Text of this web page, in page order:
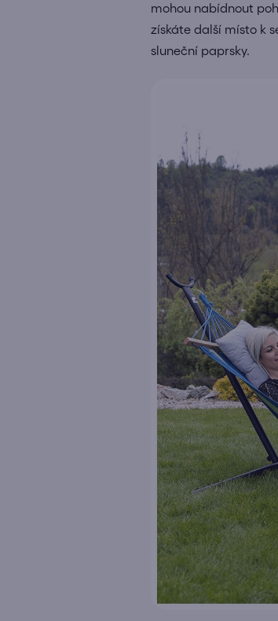
mohou nabídnout
získáte další místo k
sluneční paprsky.